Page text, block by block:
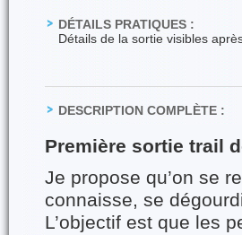
DÉTAILS PRATIQUES :
Détails de la sortie visibles
DESCRIPTION COMPLÈTE :
Première sortie trail
Je propose qu’on se
connaisse, se
L’objectif est que les